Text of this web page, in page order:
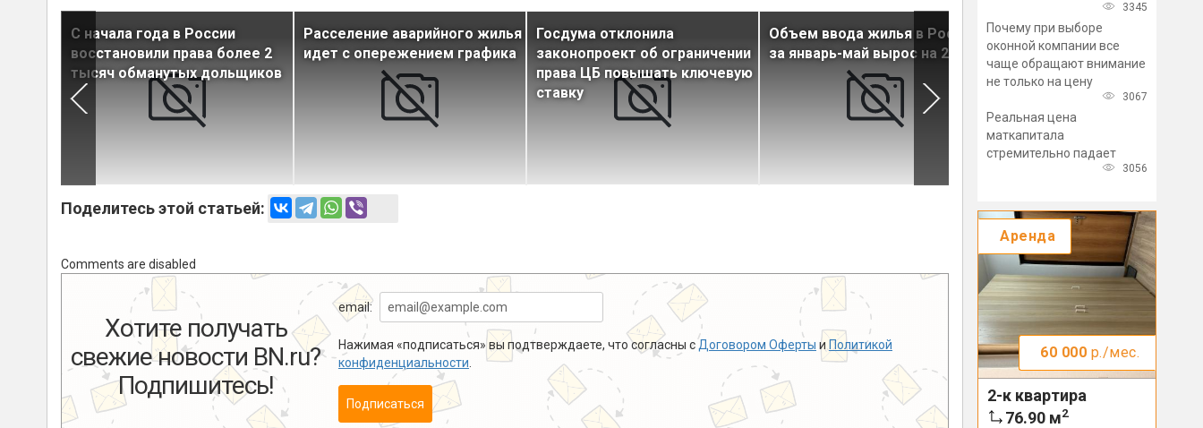
С начала года в России
восстановили права более 2
тысяч обманутых дольщиков
Расселение аварийного жилья
идет с опережением графика
Госдума отклонила
законопроект об ограничении
права ЦБ повышать ключевую
ставку
Объем ввода жилья в России
за январь-май вырос на 2%
Спрос на новостройки в
России за год снизился на
Поделитесь этой статьей:
Comments are disabled
Хотите получать
свежие новости BN.ru?
Подпишитесь!
email:
Нажимая «подписаться» вы подтверждаете, что согласны с Договором Оферты и Политикой
конфиденциальности
Подписаться
3345
Почему при выборе
оконной компании все
чаще обращают внимание
не только на цену
3067
Реальная цена
маткапитала
стремительно падает
3056
Аренда
60 000 р./мес.
2-к квартира
76.90 м2